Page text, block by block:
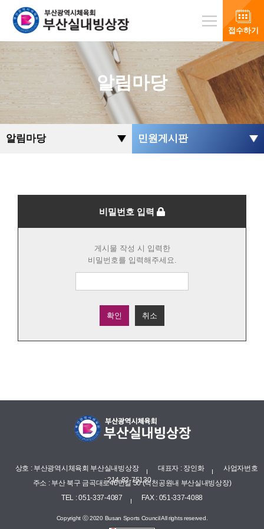
접수하기
알림마당
알림마당 민원게시판
비밀번호 입력
게시물 작성 시 입력한
비밀번호를 입력해주세요.
확인 취소
상호 : 부산광역시체육회 부산실내빙상장 대표자 : 장인화
사업자번호
: 214-82-75130
주소 : 부산 북구 금곡대로46번길 50 (덕천공원내 부산실내빙상장)
TEL : 051-337-4087
FAX : 051-337-4088
Copyright ⓒ 2020 Busan Sports Council All rights reserved.